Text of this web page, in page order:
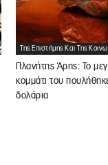
Της Επιστήμης Και Της
Πλανήτης Άρης: Το
κομμάτι του
δολάρια